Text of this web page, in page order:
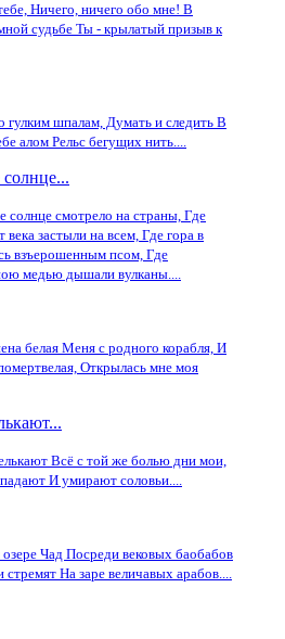
Ничего, ничего обо мне! В
судьбе Ты - крылатый призыв к
гулким шпалам, Думать и следить В
алом Рельс бегущих нить....
солнце смотрело на страны, Где
века застыли на всем, Где гора в
взъерошенным псом, Где
медью дышали вулканы....
белая Меня с родного корабля, И
Открылась мне моя
Всё с той же болью дни мои,
И умирают соловьи....
Чад Посреди вековых баобабов
На заре величавых арабов....